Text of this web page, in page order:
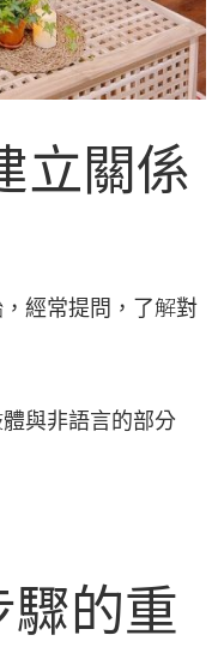
立關係
經常提問，了解對
與非語言的部分
的重